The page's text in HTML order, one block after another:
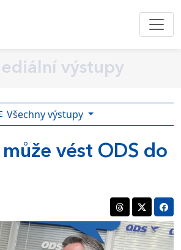
výstupy
Všechny výstupy
vést ODS do